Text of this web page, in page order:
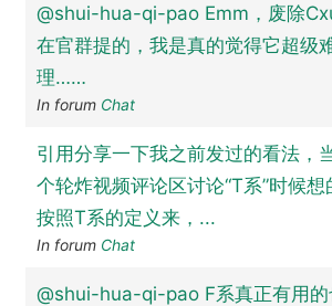
@shui-hua-qi-pao Emm，废除
在官群提的，我是真的觉得它超级
理……
In forum Chat
引用分享一下我之前发过的看法，
个轮炸视频评论区讨论“T系”时候想的……
按照T系的定义来，...
In forum Chat
@shui-hua-qi-pao F系真正有用的